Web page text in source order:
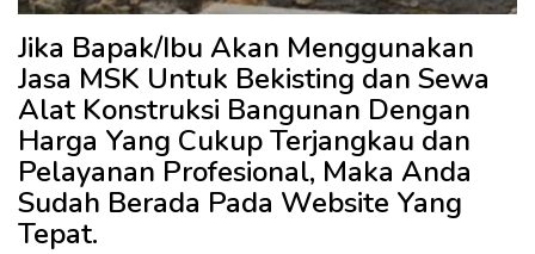
Jika Bapak/Ibu Akan Menggunakan
Jasa MSK Untuk Bekisting dan Sewa
Alat Konstruksi Bangunan Dengan
Harga Yang Cukup Terjangkau dan
Pelayanan Profesional, Maka Anda
Sudah Berada Pada Website Yang
Tepat.